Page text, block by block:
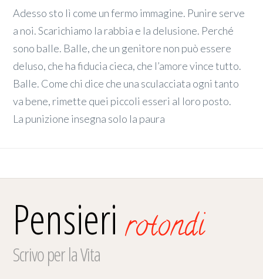
Adesso sto lì come un fermo immagine. Punire serve
a noi. Scarichiamo la rabbia e la delusione. Perché
sono balle. Balle, che un genitore non può essere
deluso, che ha fiducia cieca, che l’amore vince tutto.
Balle. Come chi dice che una sculacciata ogni tanto
va bene, rimette quei piccoli esseri al loro posto.
La punizione insegna solo la paura
Pensierirotondi
Scrivo per la Vita